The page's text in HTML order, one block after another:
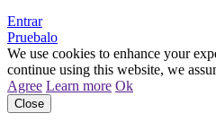
Entrar
Pruebalo
We use cookies to enhance your
continue using this website, we
Agree Learn more Ok
Close